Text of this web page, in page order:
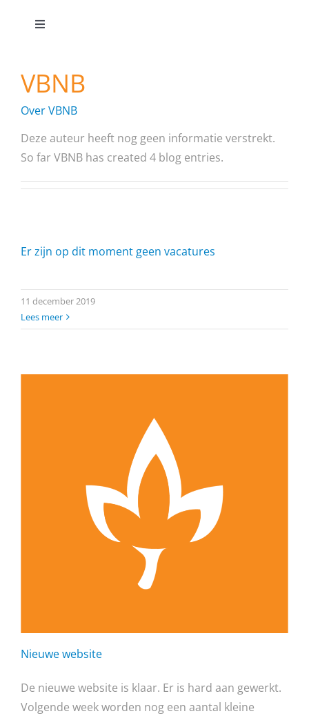
Toggle
onderwijs
VBNB
OverVBNB
Deze auteur heeft nog geen informatie verstrekt.
So far VBNB has created 4 blog entries.
Er zijn op dit moment geen vacatures
11 december 2019
Lees meer
Nieuwe website
De nieuwe website is klaar. Er is hard aan gewerkt.
Volgende week worden nog een aantal kleine